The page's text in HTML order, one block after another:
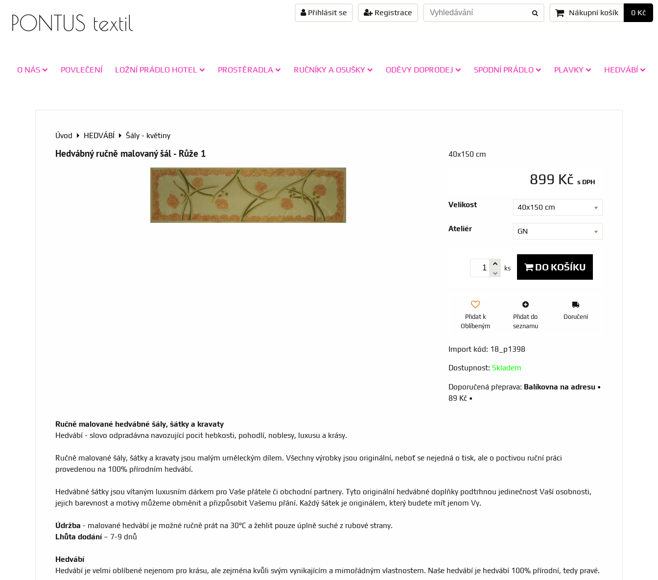
PONTUS textil Přihlásit se Registrace Nákupní košík 0 Kč
O NÁS POVLEČENÍ LOŽNÍ PRÁDLO HOTEL PROSTĚRADLA RUČNÍKY A OSUŠKY ODĚVY DOPRODEJ SPODNÍ PRÁDLO PLAVKY HEDVÁBÍ
Úvod HEDVÁBÍ Šály - květiny
Hedvábný ručně malovaný šál - Růže 1 40x150 cm
899 Kč s DPH
Velikost 40x150 cm
Ateliér GN
ks DO KOŠÍKU
Přidat k
Oblíbeným
Přidat do
seznamu
Doručení
Import kód: 18_p1398
Dostupnost: Skladem
Balíkovna na adresu •
89 Kč •
Ručně malované hedvábné šály, šátky a kravaty
Hedvábí - slovo odpradávna navozující pocit hebkosti, pohodlí, noblesy, luxusu a krásy.
Ručně malované šály, šátky a kravaty jsou malým uměleckým dílem. Všechny výrobky jsou originální, neboť se nejedná o tisk, ale o poctivou ruční práci
provedenou na 100% přírodním hedvábí.
Hedvábné šátky jsou vítaným luxusním dárkem pro Vaše přátele či obchodní partnery. Tyto originální hedvábné doplňky podtrhnou jedinečnost Vaší osobnosti,
jejich barevnost a motivy můžeme obměnit a přizpůsobit Vašemu přání. Každý šátek je originálem, který budete mít jenom Vy.
Údržba - malované hedvábí je možné ručně prát na 30°C a žehlit pouze úplně suché z rubové strany.
Lhůta dodání– 7-9 dnů
Hedvábí
Hedvábí je velmi oblíbené nejenom pro krásu, ale zejména kvůli svým vynikajícím a mimořádným vlastnostem. Naše hedvábí je hedvábí 100% přírodní, tedy pravé.